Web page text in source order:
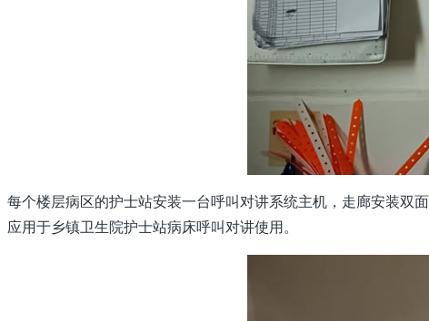
每个楼层病区的护士站安装一台呼叫对讲系统主机，走廊安装双
应用于乡镇卫生院护士站病床呼叫对讲使用。